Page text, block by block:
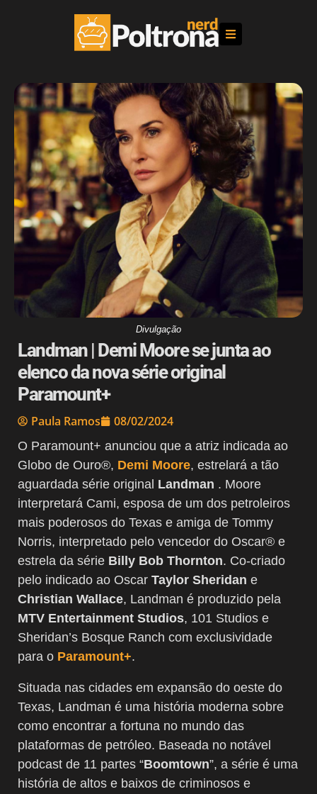
Divulgação
Landman | Demi Moore se junta ao
elenco da nova série original
Paramount+
Paula Ramos 08/02/2024
O Paramount+ anunciou que a atriz indicada ao
Globo de Ouro®, Demi Moore, estrelará a tão
aguardada série original Landman . Moore
interpretará Cami, esposa de um dos petroleiros
mais poderosos do Texas e amiga de Tommy
Norris, interpretado pelo vencedor do Oscar® e
estrela da série Billy Bob Thornton. Co-criado
pelo indicado ao Oscar Taylor Sheridan e
Christian Wallace, Landman é produzido pela
MTV Entertainment Studios, 101 Studios e
Sheridan’s Bosque Ranch com exclusividade
para o Paramount+.
Situada nas cidades em expansão do oeste do
Texas, Landman é uma história moderna sobre
como encontrar a fortuna no mundo das
plataformas de petróleo. Baseada no notável
podcast de 11 partes “Boomtown”, a série é uma
história de altos e baixos de criminosos e